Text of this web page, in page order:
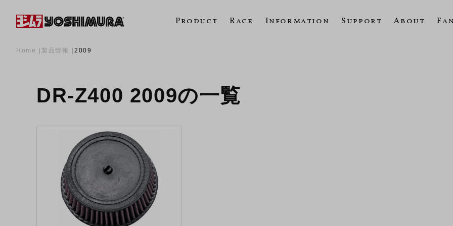
Product Race Information Support About
Home 製品情報 2009
DR-Z400 2009の一覧